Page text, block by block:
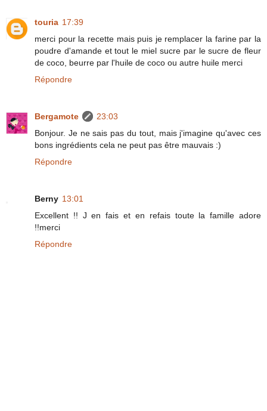
touria 17:39
merci pour la recette mais puis je remplacer la farine par la
poudre d'amande et tout le miel sucre par le sucre de fleur
de coco, beurre par l'huile de coco ou autre huile merci
Répondre
Bergamote
23:03
Bonjour. Je ne sais pas du tout, mais j'imagine qu'avec ces
bons ingrédients cela ne peut pas être mauvais :)
Répondre
Berny 13:01
Excellent !! J en fais et en refais toute la famille adore
!!merci
Répondre